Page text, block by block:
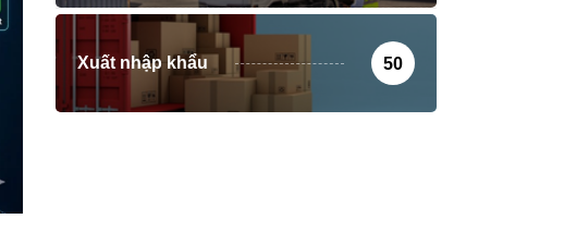
Xuất nhập khẩu 50